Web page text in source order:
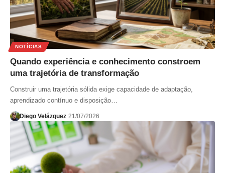
NOTÍCIAS
Quando experiência e conhecimento constroem
uma trajetória de transformação
Construir uma trajetória sólida exige capacidade de adaptação,
aprendizado contínuo e disposição…
Diego Velázquez 21/07/2026